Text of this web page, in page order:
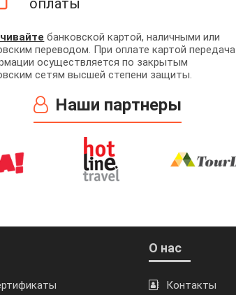
оплаты
банковской картой, наличными или
переводом. При оплате картой передача
осуществляется по закрытым
сетям высшей степени защиты.
Наши партнеры
О нас
Контакты